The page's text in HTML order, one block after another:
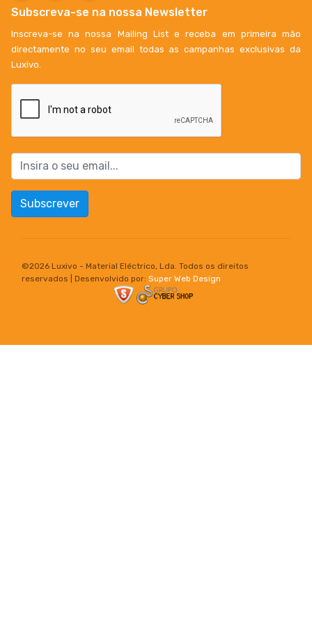
Subscreva-se na nossa Newsletter
Inscreva-se na nossa Mailing List e receba em primeira mão
directamente no seu email todas as campanhas exclusivas da
Luxivo.
Subscrever
©2026 Luxivo - Material Eléctrico, Lda. Todos os direitos
reservados | Desenvolvido por: Super Web Design